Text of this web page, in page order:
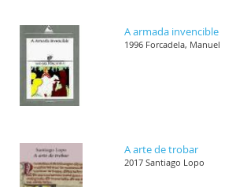
A armada invencible
1996 Forcadela, Manuel
A arte de trobar
2017 Santiago Lopo